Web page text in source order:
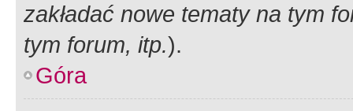
zakładać nowe tematy na tym
tym forum, itp.).
Góra